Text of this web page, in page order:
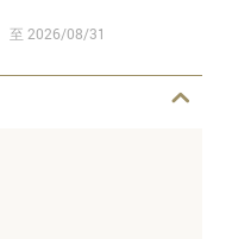
至 2026/08/31